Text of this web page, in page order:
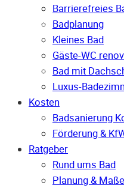
Barrierefreies
Badplanung
Kleines Bad
Gäste-WC
Bad mit
Luxus-
Kosten
Badsanierung
Förderung &
Ratgeber
Rund ums Bad
Planung & Maße